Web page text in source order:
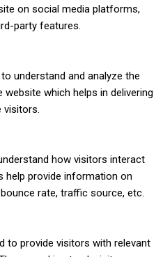
on social media platforms,
party features.
understand and analyze the
which helps in delivering
visitors.
how visitors interact
help provide information on
rate, traffic source, etc.
to provide visitors with relevant